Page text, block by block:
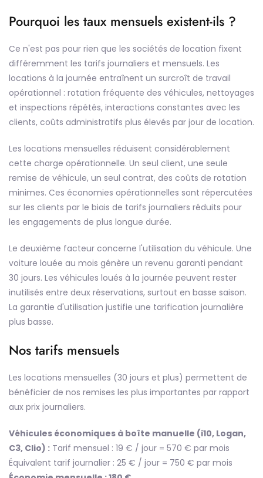
Pourquoi les taux mensuels existent-ils ?
Ce n'est pas pour rien que les sociétés de location fixent
différemment les tarifs journaliers et mensuels. Les
locations à la journée entraînent un surcroît de travail
opérationnel : rotation fréquente des véhicules, nettoyages
et inspections répétés, interactions constantes avec les
clients, coûts administratifs plus élevés par jour de location.
Les locations mensuelles réduisent considérablement
cette charge opérationnelle. Un seul client, une seule
remise de véhicule, un seul contrat, des coûts de rotation
minimes. Ces économies opérationnelles sont répercutées
sur les clients par le biais de tarifs journaliers réduits pour
les engagements de plus longue durée.
Le deuxième facteur concerne l'utilisation du véhicule. Une
voiture louée au mois génère un revenu garanti pendant
30 jours. Les véhicules loués à la journée peuvent rester
inutilisés entre deux réservations, surtout en basse saison.
La garantie d'utilisation justifie une tarification journalière
plus basse.
Nos tarifs mensuels
Les locations mensuelles (30 jours et plus) permettent de
bénéficier de nos remises les plus importantes par rapport
aux prix journaliers.
Véhicules économiques à boîte manuelle (i10, Logan,
C3, Clio) : Tarif mensuel : 19 € / jour = 570 € par mois
Équivalent tarif journalier : 25 € / jour = 750 € par mois